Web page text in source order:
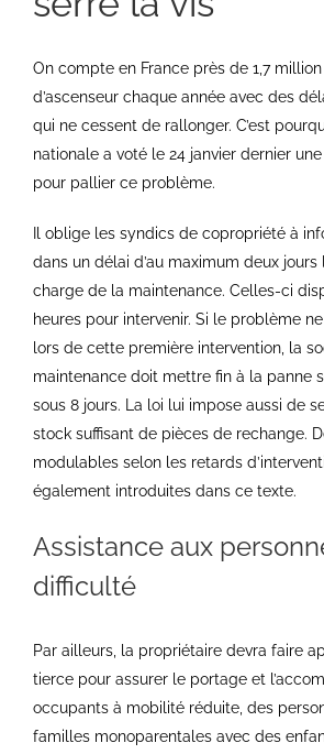
On compte en France près de 1,7
d’ascenseur chaque année avec des
qui ne cessent de rallonger. C’est
nationale a voté le 24 janvier dernier
pour pallier ce problème.
Il oblige les syndics de copropriété à
dans un délai d’au maximum deux jours
charge de la maintenance. Celles-ci
heures pour intervenir. Si le problème
lors de cette première intervention, la
maintenance doit mettre fin à la panne
sous 8 jours. La loi lui impose aussi de
stock suffisant de pièces de rechange.
modulables selon les retards
également introduites dans ce texte.
Assistance aux
difficulté
Par ailleurs, la propriétaire devra faire
tierce pour assurer le portage et
occupants à mobilité réduite, des
familles monoparentales avec des